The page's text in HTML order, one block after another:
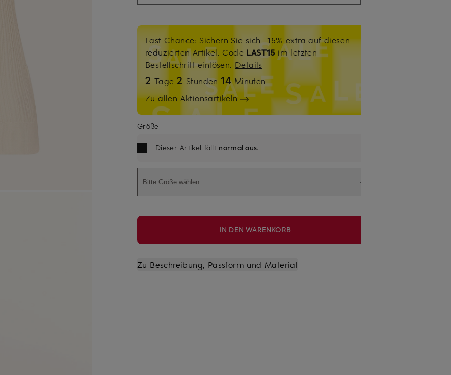
Last Chance: Sichern Sie sich -15% extra auf diesen
reduzierten Artikel. Code LAST15 im letzten
Bestellschritt einlösen. Details
2 Tage2 Stunden14Minuten
Zu allen Aktionsartikeln
Größe
Dieser Artikel fällt normal aus.
Bitte Größe wählen
IN DEN WARENKORB
Zu Beschreibung, Passform und Material